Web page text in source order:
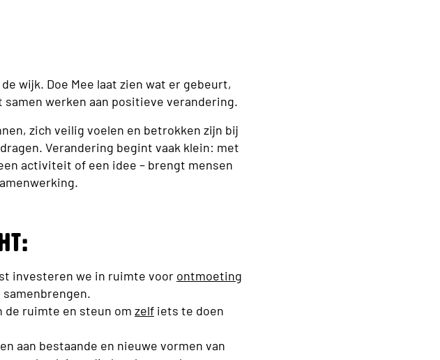
wijk. Doe Mee laat zien wat er gebeurt,
werken aan positieve verandering.
zich veilig voelen en betrokken zijn bij
Verandering begint vaak klein: met
activiteit of een idee – brengt mensen
:
investeren we in ruimte voor ontmoeting
de ruimte en steun om zelf iets te doen
aan bestaande en nieuwe vormen van